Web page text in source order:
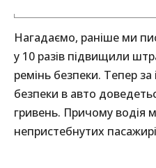
Нагадаємо, раніше ми
у 10 разів підвищили
ремінь безпеки. Тепер
безпеки в авто
гривень. Причому водія
непристебнутих